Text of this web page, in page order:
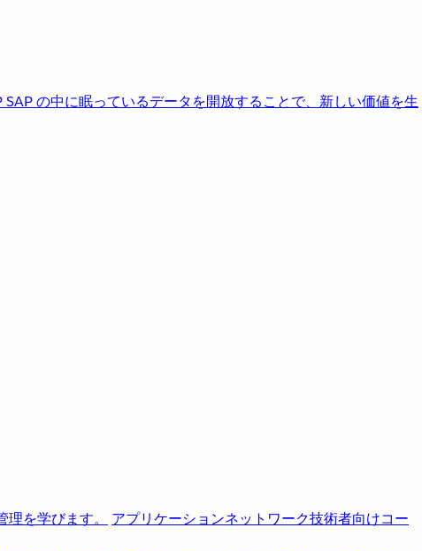
SAP の中に眠っているデータを開放することで、新しい価値を生
を学びます。 アプリケーションネットワーク技術者向けコー